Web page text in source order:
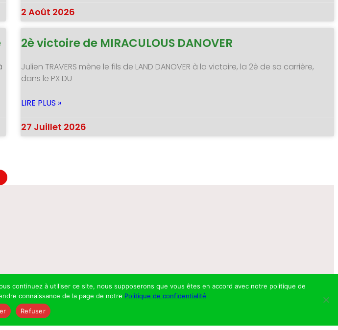
2 Août 2026
2è victoire de MIRACULOUS DANOVER
Julien TRAVERS mène le fils de LAND DANOVER à la victoire, la 2è de sa carrière,
dans le PX DU
LIRE PLUS »
27 Juillet 2026
continuez à utiliser ce site, nous supposerons que vous êtes en accord avec notre politique de
connaissance de la page de notre Politique de confidentialité
Refuser